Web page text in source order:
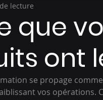
que
ont
lecture
se propage
vos opérations.